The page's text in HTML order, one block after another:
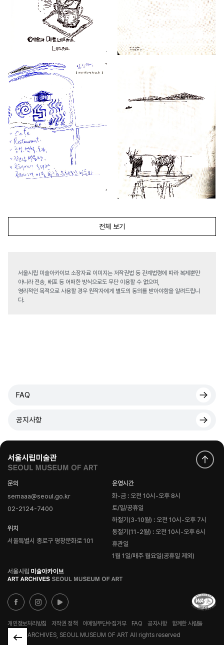
전체 보기
서울시립 미술아카이브 소장자료 이미지는 저작권법 등 관계법령에 따라 복제뿐만
아니라 전송, 배포 등 어떠한 방식으로도 무단 이용할 수 없으며,
영리적인 목적으로 사용할 경우 원작자에게 별도의 동의를 받아야함을 알려드립니
다.
FAQ
공지사항
문의
semaaa@seoul.go.kr
02-2124-7400
위치
서울특별시 종로구 평창문화로 101
운영시간
화-금 : 오전 10시-오후 8시
토/일/공휴일
하절기(3-10월) : 오전 10시-오후 7시
동절기(11-2월) : 오전 10시-오후 6시
휴관일
1월 1일/매주 월요일(공휴일 제외)
로
고
개인정보처리방침 저작권 정책 이메일무단수집거부 FAQ 공지사항
함께한 사람들
© ART ARCHIVES, SEOUL MUSEUM OF ART All rights reserved